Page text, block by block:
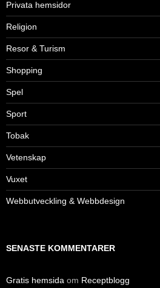
Privata hemsidor
Religion
Resor & Turism
Shopping
Spel
Sport
Tobak
Vetenskap
Vuxet
Webbutveckling & Webbdesign
SENASTE KOMMENTARER
Gratis hemsida om Receptblogg